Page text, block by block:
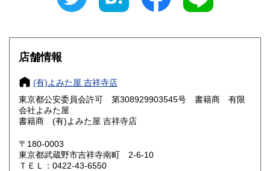
静岡県
滋賀県
大阪府 400円
奈良県
岡山県 400円
店舗情報
(有)よみた屋 吉祥寺店
東京都公安委員会許可 第308929903545号 書籍商 有限
会社よみた屋
書籍商 (有)よみた屋 吉祥寺店
〒180-0003
東京都武蔵野市吉祥寺南町 2-6-10
ＴＥＬ：0422-43-6550